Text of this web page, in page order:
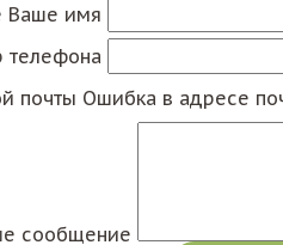
Ваше имя
телефона
почты Ошибка в адресе
сообщение